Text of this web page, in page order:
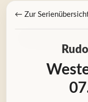
← Zur